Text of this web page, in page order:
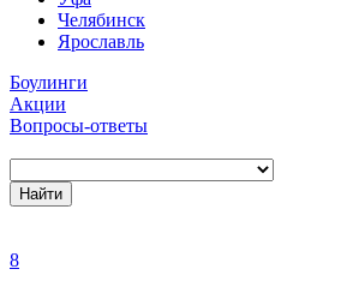
Челябинск
Ярославль
Боулинги
Акции
Вопросы-ответы
Найти
8